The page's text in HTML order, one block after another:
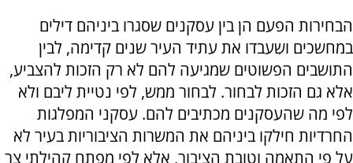
הבחירות הפעם הן בין עסקנים שסגרו ביניהם דילים
במחשכים ושִעבדו את עתיד העיר שנים קדימה, לבין
התושבים הפשוטים שמגיעה להם לא רק הזכות להצביע,
אלא גם הזכות לבחור. לבחור ממש, לפי נטיית ליבם ולא
לפי מה שהעסקנים מכתיבים להם. עסקני המפלגות
החרדיות חילקו ביניהם את המשרות הציבוריות בעיר לא
על פי התאמה וטובת הציבור, אלא לפי מפתח קהילתי צר